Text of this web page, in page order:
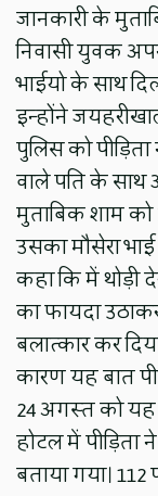
जानकारी के
निवासी युवक
भाईयो के साथ
इन्होंने
पुलिस को
वाले पति के
मुताबिक शाम
उसका मौसेरा
कहा कि में थोड़ी
का फायदा
बलात्कार कर
कारण यह बात
24 अगस्त को
होटल में
बताया गया।